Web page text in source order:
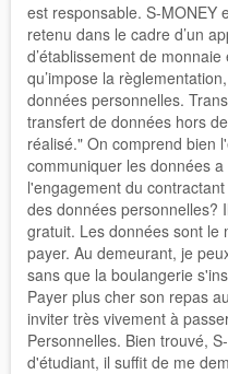
est responsable. S-MONEY
retenu dans le cadre d’un
d’établissement de
qu’impose la
données personnelles.
transfert de données hors
réalisé." On comprend bien
communiquer les données
l'engagement du
des données personnelles?
gratuit. Les données sont le
payer. Au demeurant, je
sans que la boulangerie
Payer plus cher son repas
inviter très vivement à
Personnelles. Bien trouvé,
d'étudiant, il suffit de me